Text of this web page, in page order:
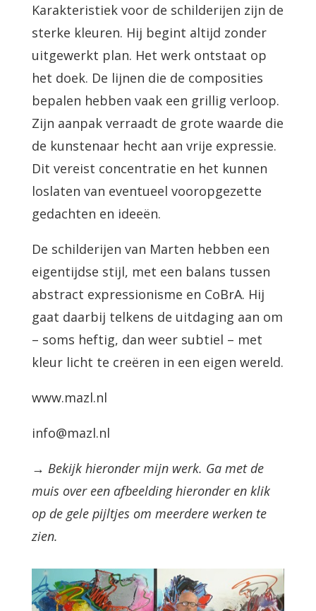
Karakteristiek voor de schilderijen zijn de
sterke kleuren. Hij begint altijd zonder
uitgewerkt plan. Het werk ontstaat op
het doek. De lijnen die de composities
bepalen hebben vaak een grillig verloop.
Zijn aanpak verraadt de grote waarde die
de kunstenaar hecht aan vrije expressie.
Dit vereist concentratie en het kunnen
loslaten van eventueel vooropgezette
gedachten en ideeën.
De schilderijen van Marten hebben een
eigentijdse stijl, met een balans tussen
abstract expressionisme en CoBrA. Hij
gaat daarbij telkens de uitdaging aan om
– soms heftig, dan weer subtiel – met
kleur licht te creëren in een eigen wereld.
www.mazl.nl
info@mazl.nl
→ Bekijk hieronder mijn werk. Ga met de
muis over een afbeelding hieronder en klik
op de gele pijltjes om meerdere werken te
zien.